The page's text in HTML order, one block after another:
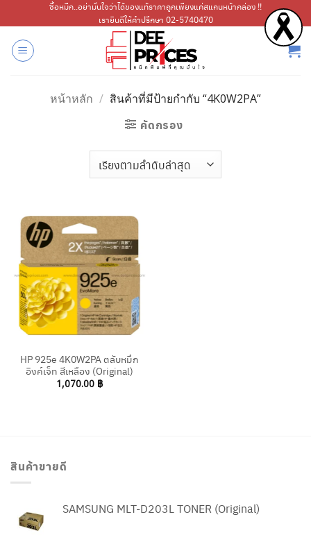
ไป
เนื้อหา
ซื้อหมึก..อย่ามั่นใจว่าได้ของแท้ราคาถูกเพียงแค่สแกนหน้ากล่อง !!
เรายินดีให้คำปรึกษา 02-5740470
หน้าหลัก / สินค้าที่มีป้ายกำกับ “4K0W2PA”
คัดกรอง
HP 925e 4K0W2PA ตลับหมึก
อิงค์เจ็ท สีเหลือง (Original)
1,070.00 ฿
สินค้าขายดี
SAMSUNG MLT-D203L TONER (Original)